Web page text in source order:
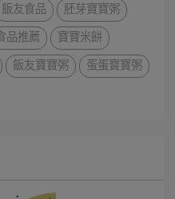
飯友食品
胚芽寶寶粥
品推薦
寶寶米餅
飯友寶寶粥
蛋蛋寶寶粥